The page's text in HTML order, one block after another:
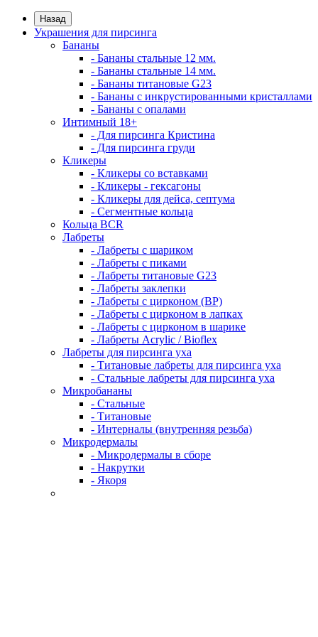
Назад
Украшения для пирсинга
Бананы
- Бананы стальные 12 мм.
- Бананы стальные 14 мм.
- Бананы титановые G23
- Бананы с инкрустированными кристаллами
- Бананы с опалами
Интимный 18+
- Для пирсинга Кристина
- Для пирсинга груди
Кликеры
- Кликеры со вставками
- Кликеры - гексагоны
- Кликеры для дейса, септума
- Сегментные кольца
Кольца BCR
Лабреты
- Лабреты с шариком
- Лабреты с пиками
- Лабреты титановые G23
- Лабреты заклепки
- Лабреты с цирконом (ВР)
- Лабреты с цирконом в лапках
- Лабреты с цирконом в шарике
- Лабреты Acrylic / Bioflex
Лабреты для пирсинга уха
- Титановые лабреты для пирсинга уха
- Стальные лабреты для пирсинга уха
Микробананы
- Стальные
- Титановые
- Интерналы (внутренняя резьба)
Микродермалы
- Микродермалы в сборе
- Накрутки
- Якоря